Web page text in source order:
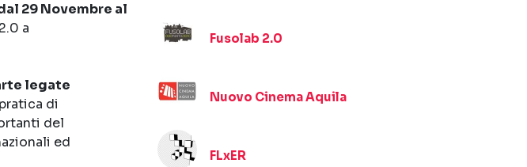
29 Novembre al
a
legate
di
del
ed
Fusolab 2.0
Nuovo Cinema Aquila
FLxER